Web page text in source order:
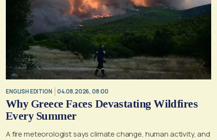
ENGLISH EDITION 04.08.2026, 08:00
Why Greece Faces Devastating Wildfires
Every Summer
A fire meteorologist says climate change, human activity, and